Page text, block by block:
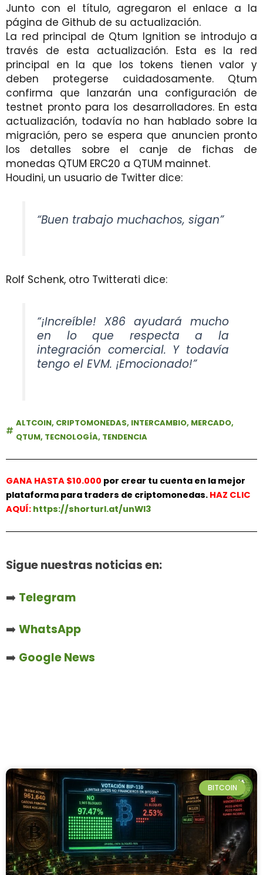
Junto con el título, agregaron el enlace a la
página de Github de su actualización.
La red principal de Qtum Ignition se introdujo a
través de esta actualización. Esta es la red
principal en la que los tokens tienen valor y
deben protegerse cuidadosamente. Qtum
confirma que lanzarán una configuración de
testnet pronto para los desarrolladores. En esta
actualización, todavía no han hablado sobre la
migración, pero se espera que anuncien pronto
los detalles sobre el canje de fichas de
monedas QTUM ERC20 a QTUM mainnet.
Houdini, un usuario de Twitter dice:
“Buen trabajo muchachos, sigan”
Rolf Schenk, otro Twitterati dice:
“¡Increíble! X86 ayudará mucho
en lo que respecta a la
integración comercial. Y todavía
tengo el EVM. ¡Emocionado!”
ALTCOIN, CRIPTOMONEDAS, INTERCAMBIO, MERCADO,
QTUM, TECNOLOGÍA, TENDENCIA
GANA HASTA $10.000 por crear tu cuenta en la mejor
plataforma para traders de criptomonedas. HAZ CLIC
AQUÍ: https://shorturl.at/unWl3
Sigue nuestras noticias en:
➡️ Telegram
➡️WhatsApp
➡️ Google News
BITCOIN